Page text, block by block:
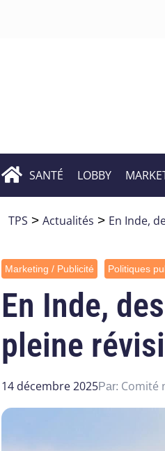
SANTÉ LOBBY
TPS > Actualités > En Inde,
Marketing / Publicité Politiques
En Inde,
pleine
14 décembre 2025Par: Comité